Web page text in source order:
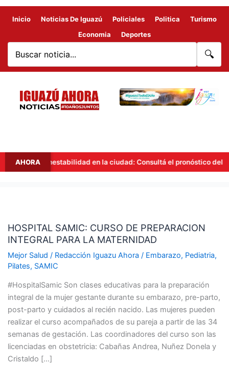
Inicio Noticias De Iguazú Policiales Politica
Turismo
Economia
Deportes
🔍
AHORAInestabilidad en la ciudad: Consultá el pronóstico del
HOSPITAL SAMIC: CURSO DE PREPARACION
INTEGRAL PARA LA MATERNIDAD
Mejor Salud / Redacción Iguazu Ahora / Embarazo, Pediatria,
Pilates, SAMIC
#HospitalSamic Son clases educativas para la preparación
integral de la mujer gestante durante su embarazo, pre-parto,
post-parto y cuidados al recién nacido. Las mujeres pueden
realizar el curso acompañados de su pareja a partir de las 34
semanas de gestación. Las coordinadores del curso son las
licenciadas en obstetricia: Cabañas Andrea, Nuñez Donela y
Cristaldo […]
CURSO
DE
PREPARACION
INTEGRAL
LA
MATERNIDAD